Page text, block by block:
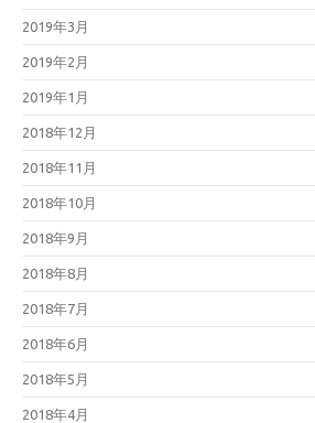
2019年3月
2019年2月
2019年1月
2018年12月
2018年11月
2018年10月
2018年9月
2018年8月
2018年7月
2018年6月
2018年5月
2018年4月